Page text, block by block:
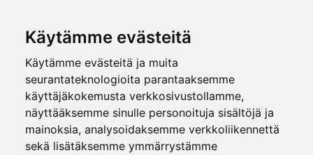
Käytämme evästeitä
Käytämme evästeitä ja muita
seurantateknologioita parantaaksemme
käyttäjäkokemusta verkkosivustollamme,
näyttääksemme sinulle personoituja sisältöjä ja
mainoksia, analysoidaksemme verkkoliikennettä
sekä lisätäksemme ymmärrystämme